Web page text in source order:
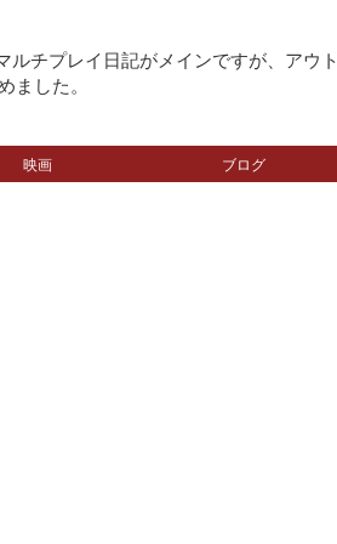
ルチプレイ日記がメインですが、アウト
ました。
映画 ブログ